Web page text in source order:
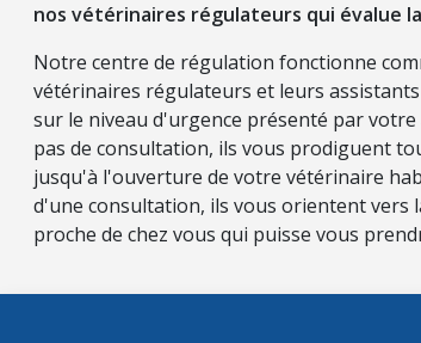
nos vétérinaires régulateurs qui évalue
Notre centre de régulation fonctionne
vétérinaires régulateurs et leurs
sur le niveau d'urgence présenté par votre
pas de consultation, ils vous prodiguent
jusqu'à l'ouverture de votre vétérinaire
d'une consultation, ils vous orientent vers
proche de chez vous qui puisse vous